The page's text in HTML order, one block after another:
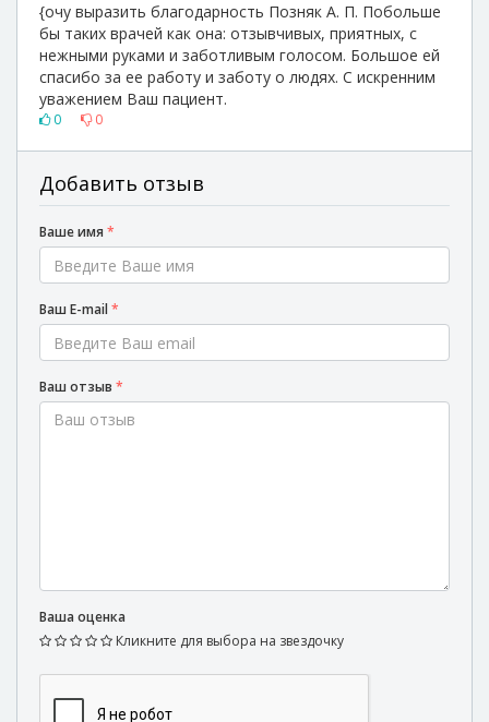
{очу выразить благодарность Позняк А. П. Побольше
бы таких врачей как она: отзывчивых, приятных, с
нежными руками и заботливым голосом. Большое ей
спасибо за ее работу и заботу о людях. С искренним
уважением Ваш пациент.
0 0
Добавить отзыв
Ваше имя *
Ваш E-mail*
Ваш отзыв *
Ваша оценка
Кликните для выбора на звездочку